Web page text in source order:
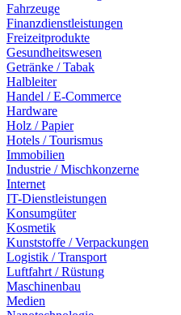
Fahrzeuge
Finanzdienstleistungen
Freizeitprodukte
Gesundheitswesen
Getränke / Tabak
Halbleiter
Handel / E-Commerce
Hardware
Holz / Papier
Hotels / Tourismus
Immobilien
Industrie / Mischkonzerne
Internet
IT-Dienstleistungen
Konsumgüter
Kosmetik
Kunststoffe / Verpackungen
Logistik / Transport
Luftfahrt / Rüstung
Maschinenbau
Medien